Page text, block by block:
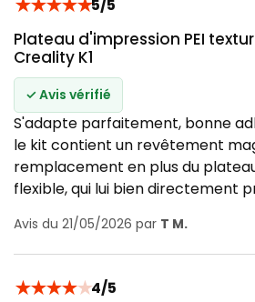
5/5
Plateau d'impression PEI
Creality K1
✓ Avis vérifié
S'adapte parfaitement, bonne
le kit contient un revêtement
remplacement en plus du
flexible, qui lui bien directement
Avis du 21/05/2026 par T M.
★★★★★4/5